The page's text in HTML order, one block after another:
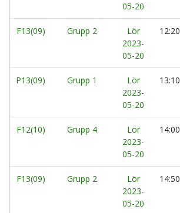
05-20
F13(09) Grupp 2
Lör
2023-
05-20
12:20
P13(09) Grupp 1
Lör
2023-
05-20
13:10
F12(10) Grupp 4
Lör
2023-
05-20
14:00
F13(09) Grupp 2
Lör
2023-
05-20
14:50